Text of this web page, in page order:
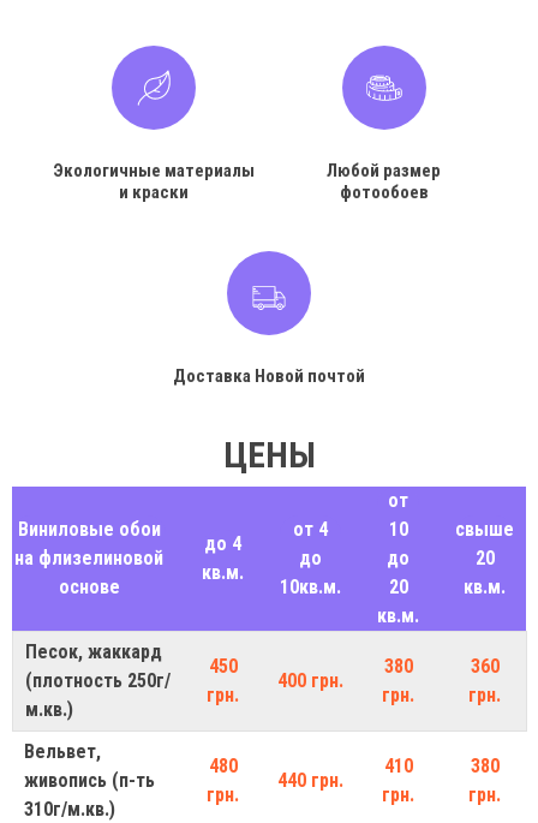
Экологичные материалы
и краски
Любой размер
фотообоев
Доставка Новой почтой
ЦЕНЫ
Виниловые обои
на флизелиновой
основе
до 4
кв.м.
от 4
до
10кв.м.
от
10
до
20
кв.м.
свыше
20
кв.м.
Песок, жаккард
(плотность 250г/
м.кв.)
450
грн.
400 грн.
380
грн.
360
грн.
Вельвет,
живопись (п-ть
310г/м.кв.)
480
грн.
440 грн.
410
грн.
380
грн.